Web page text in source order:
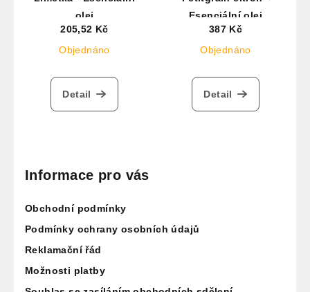
olej
205,52 Kč
Objednáno
Detail
Esenciální olej
387 Kč
Objednáno
Detail
Informace pro vás
Obchodní podmínky
Podmínky ochrany osobních údajů
Reklamační řád
Možnosti platby